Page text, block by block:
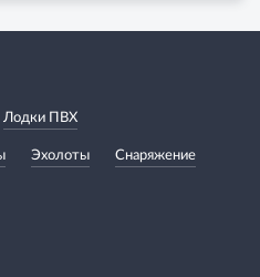
Лодки ПВХ
Эхолоты Снаряжение